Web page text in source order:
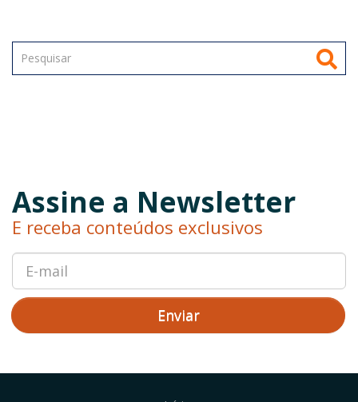
Assine a Newsletter
E receba conteúdos exclusivos
Enviar